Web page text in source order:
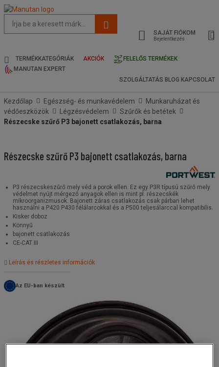
oldal
és
keresési
SAJÁT FIÓKOM
Bejelentkezés
TERMÉKKATEGÓRIÁK AKCIÓK
FELELŐS TERMÉKEK
MANUTAN EXPERT
SZOLGÁLTATÁS BLOG KAPCSOLAT
Kezdőlap Egészség- és munkavédelem
Munkaruházat és
védőeszközök
Légzésvédelem
Szűrők és betétek
Részecske szűrő P3 bajonett csatlakozás, barna
Részecske szűrő P3 bajonett csatlakozás, barna
P3 részecskeszűrő mely véd a porok ellen. Ez egy P3R típusú szűrő mely
védelmet nyújt mérgező anyagok ellen is mint pl. részecskék
mikroorganizmusok. Bajonett záras csatlakozás csak párban lehet
használni a P420 P430 félálarcokkal és a P500 teljesálarccal kompatibilis.
Kisker doboz
Könnyű
bajonett csatlakozás
CE-CAT III
Leírás és részletes információk
Az EU-ban készült